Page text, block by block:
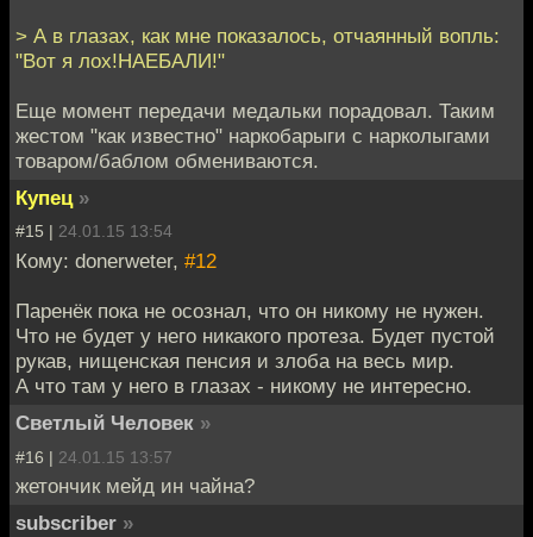
> А в глазах, как мне показалось, отчаянный вопль:
"Вот я лох!НАЕБАЛИ!"
Еще момент передачи медальки порадовал. Таким
жестом "как известно" наркобарыги с нарколыгами
товаром/баблом обмениваются.
Купец »
#15 | 24.01.15 13:54
Кому: donerweter, #12
Паренёк пока не осознал, что он никому не нужен.
Что не будет у него никакого протеза. Будет пустой
рукав, нищенская пенсия и злоба на весь мир.
А что там у него в глазах - никому не интересно.
Светлый Человек »
#16 | 24.01.15 13:57
жетончик мейд ин чайна?
subscriber »